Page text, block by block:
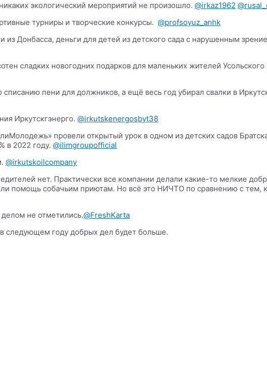
экологический мероприятий не произошло. @irkaz1962
турниры и творческие конкурсы. @profsoyuz_anhk
из Донбасса, деньги для детей из детского сада с нарушенным
сладких новогодних подарков для маленьких жителей
пени для должников, а ещё весь год убирал свалки в
Иркутскгэнерго. @irkutskenergosbyt38
провели открытый урок в одном из детских садов
в 2022 году. @ilimgroupofficial
@irkutskoilcompany
нет. Практически все компании делали какие-то мелкие
помощь собачьим приютам. Но всё это НИЧТО по сравнению с тем,
не отметились.@FreshKarta
следующем году добрых дел будет больше.